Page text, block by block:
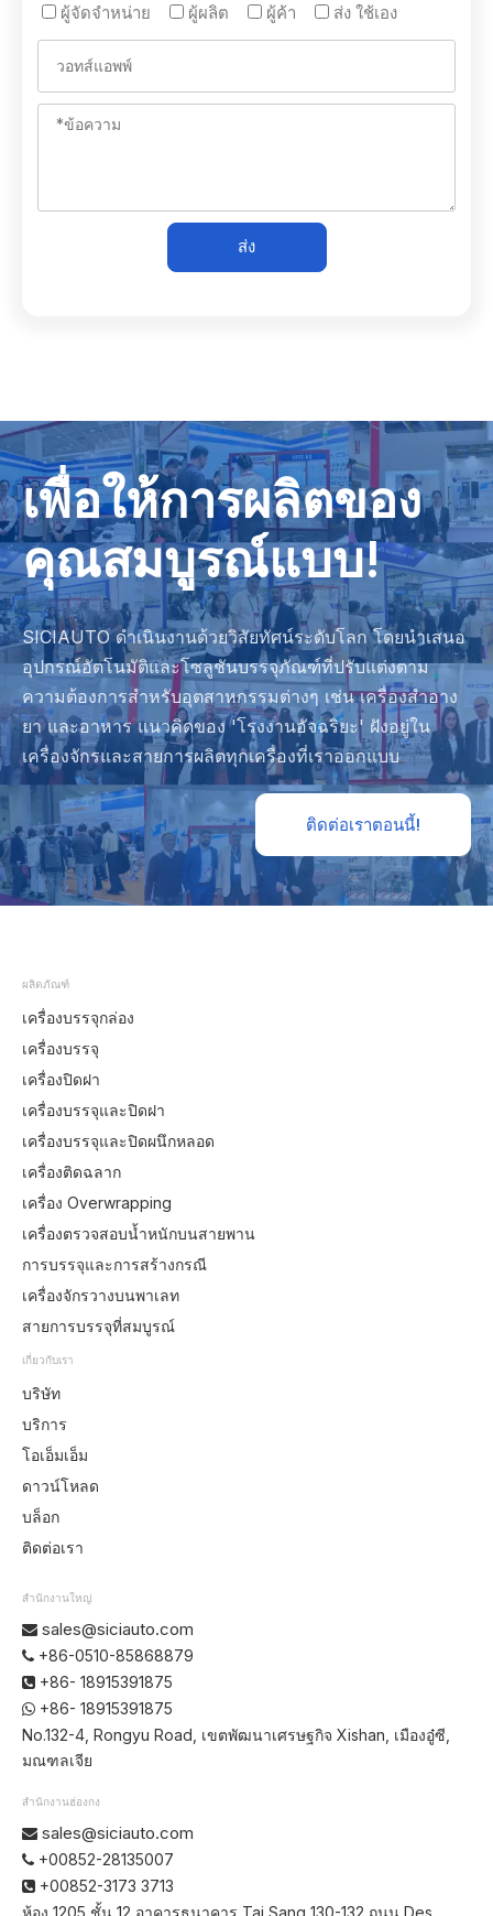
ผู้จัดจำหน่าย
ผู้ผลิต ผู้ค้า ส่ง ใช้เอง
ส่ง
เพื่อให้การผลิตของ
คุณสมบูรณ์แบบ!
SICIAUTO ดำเนินงานด้วยวิสัยทัศน์ระดับโลก โดยนำเสนอ
อุปกรณ์อัตโนมัติและโซลูชันบรรจุภัณฑ์ที่ปรับแต่งตาม
ความต้องการสำหรับอุตสาหกรรมต่างๆ เช่น เครื่องสำอาง
ยา และอาหาร แนวคิดของ 'โรงงานอัจฉริยะ' ฝังอยู่ใน
เครื่องจักรและสายการผลิตทุกเครื่องที่เราออกแบบ
ติดต่อเราตอนนี้!
ผลิตภัณฑ์
เครื่องบรรจุกล่อง
เครื่องบรรจุ
เครื่องปิดฝา
เครื่องบรรจุและปิดฝา
เครื่องบรรจุและปิดผนึกหลอด
เครื่องติดฉลาก
เครื่อง Overwrapping
เครื่องตรวจสอบน้ำหนักบนสายพาน
การบรรจุและการสร้างกรณี
เครื่องจักรวางบนพาเลท
สายการบรรจุที่สมบูรณ์
เกี่ยวกับเรา
บริษัท
บริการ
โอเอ็มเอ็ม
ดาวน์โหลด
บล็อก
ติดต่อเรา
สำนักงานใหญ่
 sales@siciauto.com
 +86-0510-85868879
 +86- 18915391875
 +86- 18915391875
No.132-4, Rongyu Road, เขตพัฒนาเศรษฐกิจ Xishan, เมืองอู๋ซี,
มณฑลเจีย
สำนักงานฮ่องกง
 sales@siciauto.com
 +00852-28135007
 +00852-3173 3713
ห้อง 1205 ชั้น 12 อาคารธนาคาร Tai Sang 130-132 ถนน Des